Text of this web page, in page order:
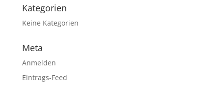
Kategorien
Keine Kategorien
Meta
Anmelden
Eintrags-Feed